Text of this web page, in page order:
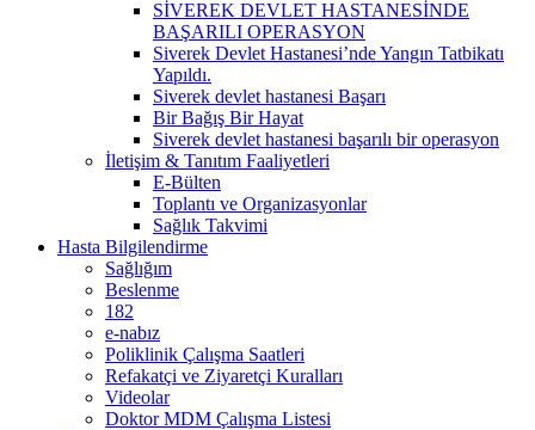
SİVEREK DEVLET HASTANESİNDE
BAŞARILI OPERASYON
Siverek Devlet Hastanesi’nde Yangın Tatbikatı
Yapıldı.
Siverek devlet hastanesi Başarı
Bir Bağış Bir Hayat
Siverek devlet hastanesi başarılı bir operasyon
İletişim & Tanıtım Faaliyetleri
E-Bülten
Toplantı ve Organizasyonlar
Sağlık Takvimi
Hasta Bilgilendirme
Sağlığım
Beslenme
182
e-nabız
Poliklinik Çalışma Saatleri
Refakatçi ve Ziyaretçi Kuralları
Videolar
Doktor MDM Çalışma Listesi